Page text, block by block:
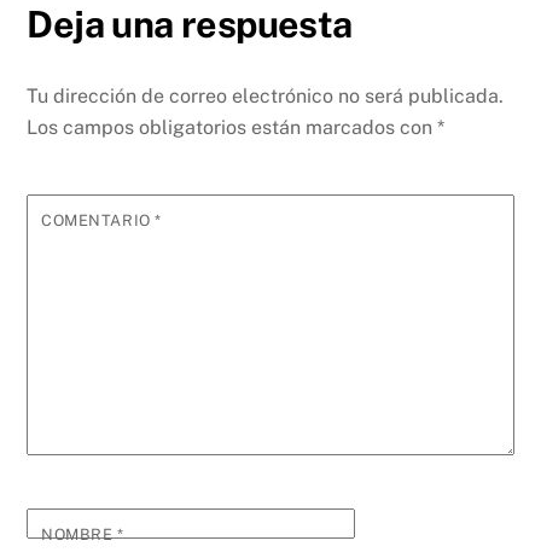
Deja una respuesta
Tu dirección de correo electrónico no será publicada.
Los campos obligatorios están marcados con*
COMENTARIO*
NOMBRE*